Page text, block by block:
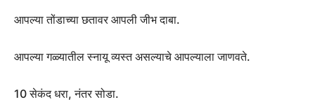
आपल्या तोंडाच्या छतावर आपली जीभ दाबा.
आपल्या गळ्यातील स्नायू व्यस्त असल्याचे आपल्याला जाणवते.
10 सेकंद धरा, नंतर सोडा.